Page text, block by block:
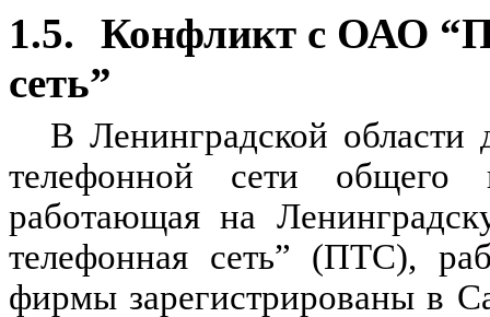
1.5.
Конфликт с ОАО
сеть”
В Ленинградской области
телефонной сети
работающая на
телефонная сеть” (ПТС),
фирмы зарегистрированы в